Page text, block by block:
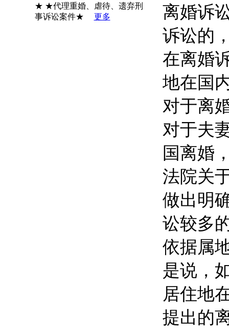
★ ★代理重婚、虐待、遗弃刑
事诉讼案件★ 更多
离婚诉
诉讼的
在离婚
地在国
对于离
对于夫
国离婚
法院关
做出明
讼较多
依据属
是说，
居住地
提出的